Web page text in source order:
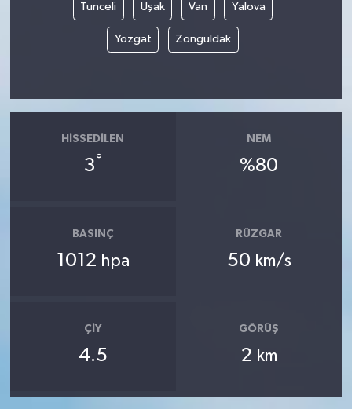
Tunceli Uşak Van Yalova
Yozgat Zonguldak
HISSEDILEN
3°
NEM
%80
BASINÇ
1012 hpa
RÜZGAR
50 km/s
ÇIY
4.5
GÖRÜŞ
2 km